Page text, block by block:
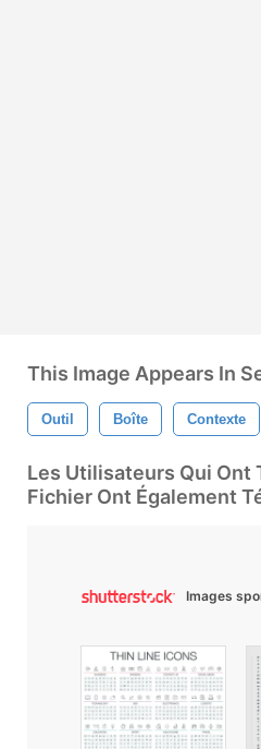
This Image Appears In
Outil Boîte Contexte
Les Utilisateurs Qui Ont
Fichier Ont Également
Images